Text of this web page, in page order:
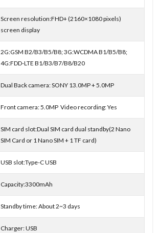
Screen resolution:FHD+ (2160×1080 pixels)
screen display
2G:GSM B2/B3/B5/B8; 3G:WCDMA B1/B5/B8;
4G:FDD-LTE B1/B3/B7/B8/B20
Dual Back camera: SONY 13.0MP + 5.0MP
Front camera: 5.0MP Video recording: Yes
SIM card slot:Dual SIM card dual standby(2 Nano
SIM Card or 1 Nano SIM + 1 TF card)
USB slot:Type-C USB
Capacity:3300mAh
Standby time: About 2~3 days
Charger: USB